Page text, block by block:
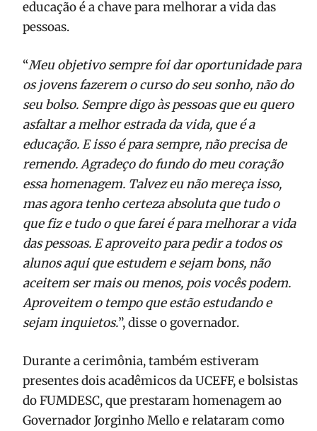
educação é a chave para melhorar a vida das
pessoas.
“Meu objetivo sempre foi dar oportunidade para
os jovens fazerem o curso do seu sonho, não do
seu bolso. Sempre digo às pessoas que eu quero
asfaltar a melhor estrada da vida, que é a
educação. E isso é para sempre, não precisa de
remendo. Agradeço do fundo do meu coração
essa homenagem. Talvez eu não mereça isso,
mas agora tenho certeza absoluta que tudo o
que fiz e tudo o que farei é para melhorar a vida
das pessoas. E aproveito para pedir a todos os
alunos aqui que estudem e sejam bons, não
aceitem ser mais ou menos, pois vocês podem.
Aproveitem o tempo que estão estudando e
sejam inquietos.”, disse o governador.
Durante a cerimônia, também estiveram
presentes dois acadêmicos da UCEFF, e bolsistas
do FUMDESC, que prestaram homenagem ao
Governador Jorginho Mello e relataram como